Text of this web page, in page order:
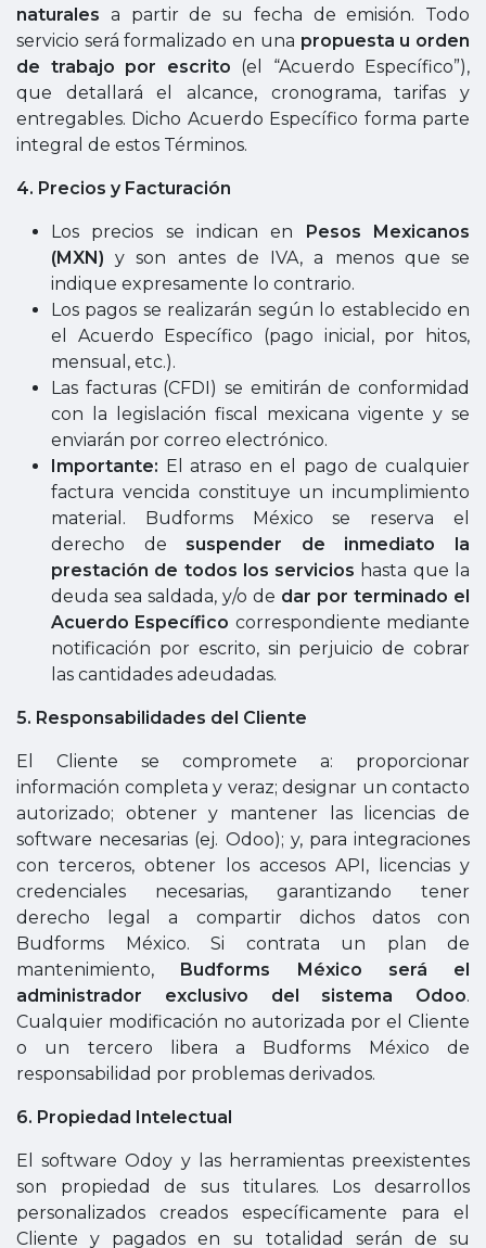
naturales a partir de su fecha de emisión. Todo
servicio será formalizado en una propuesta u orden
de trabajo por escrito (el “Acuerdo Específico”),
que detallará el alcance, cronograma, tarifas y
entregables. Dicho Acuerdo Específico forma parte
integral de estos Términos.
4. Precios y Facturación
Los precios se indican en Pesos Mexicanos
(MXN) y son antes de IVA, a menos que se
indique expresamente lo contrario.
Los pagos se realizarán según lo establecido en
el Acuerdo Específico (pago inicial, por hitos,
mensual, etc.).
Las facturas (CFDI) se emitirán de conformidad
con la legislación fiscal mexicana vigente y se
enviarán por correo electrónico.
Importante: El atraso en el pago de cualquier
factura vencida constituye un incumplimiento
material. Budforms México se reserva el
derecho de suspender de inmediato la
prestación de todos los servicios hasta que la
deuda sea saldada, y/o de dar por terminado el
Acuerdo Específico correspondiente mediante
notificación por escrito, sin perjuicio de cobrar
las cantidades adeudadas.
5. Responsabilidades del Cliente
El Cliente se compromete a: proporcionar
información completa y veraz; designar un contacto
autorizado; obtener y mantener las licencias de
software necesarias (ej. Odoo); y, para integraciones
con terceros, obtener los accesos API, licencias y
credenciales necesarias, garantizando tener
derecho legal a compartir dichos datos con
Budforms México. Si contrata un plan de
mantenimiento, Budforms México será el
administrador exclusivo del sistema Odoo.
Cualquier modificación no autorizada por el Cliente
o un tercero libera a Budforms México de
responsabilidad por problemas derivados.
6. Propiedad Intelectual
El software Odoy y las herramientas preexistentes
son propiedad de sus titulares. Los desarrollos
personalizados creados específicamente para el
Cliente y pagados en su totalidad serán de su